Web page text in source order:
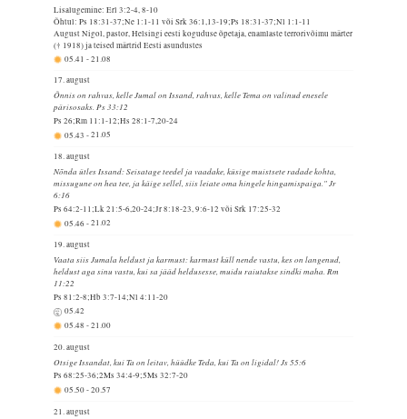
Lisalugemine: Erl 3:2-4, 8-10
Õhtul: Ps 18:31-37;Ne 1:1-11 või Srk 36:1,13-19;Ps 18:31-37;Nl 1:1-11
August Nigol, pastor, Helsingi eesti koguduse õpetaja, enamlaste terrorivõimu märter
(† 1918) ja teised märtrid Eesti asundustes
05.41-21.08
17. august
Õnnis on rahvas, kelle Jumal on Issand, rahvas, kelle Tema on valinud enesele
pärisosaks. Ps 33:12
Ps 26;Rm 11:1-12;Hs 28:1-7,20-24
05.43-21.05
18. august
Nõnda ütles Issand: Seisatage teedel ja vaadake, küsige muistsete radade kohta,
missugune on hea tee, ja käige sellel, siis leiate oma hingele hingamispaiga." Jr
6:16
Ps 64:2-11;Lk 21:5-6,20-24;Jr 8:18-23, 9:6-12 või Srk 17:25-32
05.46-21.02
19. august
Vaata siis Jumala heldust ja karmust: karmust küll nende vastu, kes on langenud,
heldust aga sinu vastu, kui sa jääd heldusesse, muidu raiutakse sindki maha. Rm
11:22
Ps 81:2-8;Hb 3:7-14;Nl 4:11-20
05.42
05.48-21.00
20. august
Otsige Issandat, kui Ta on leitav, hüüdke Teda, kui Ta on ligidal! Js 55:6
Ps 68:25-36;2Ms 34:4-9;5Ms 32:7-20
05.50-20.57
21. august